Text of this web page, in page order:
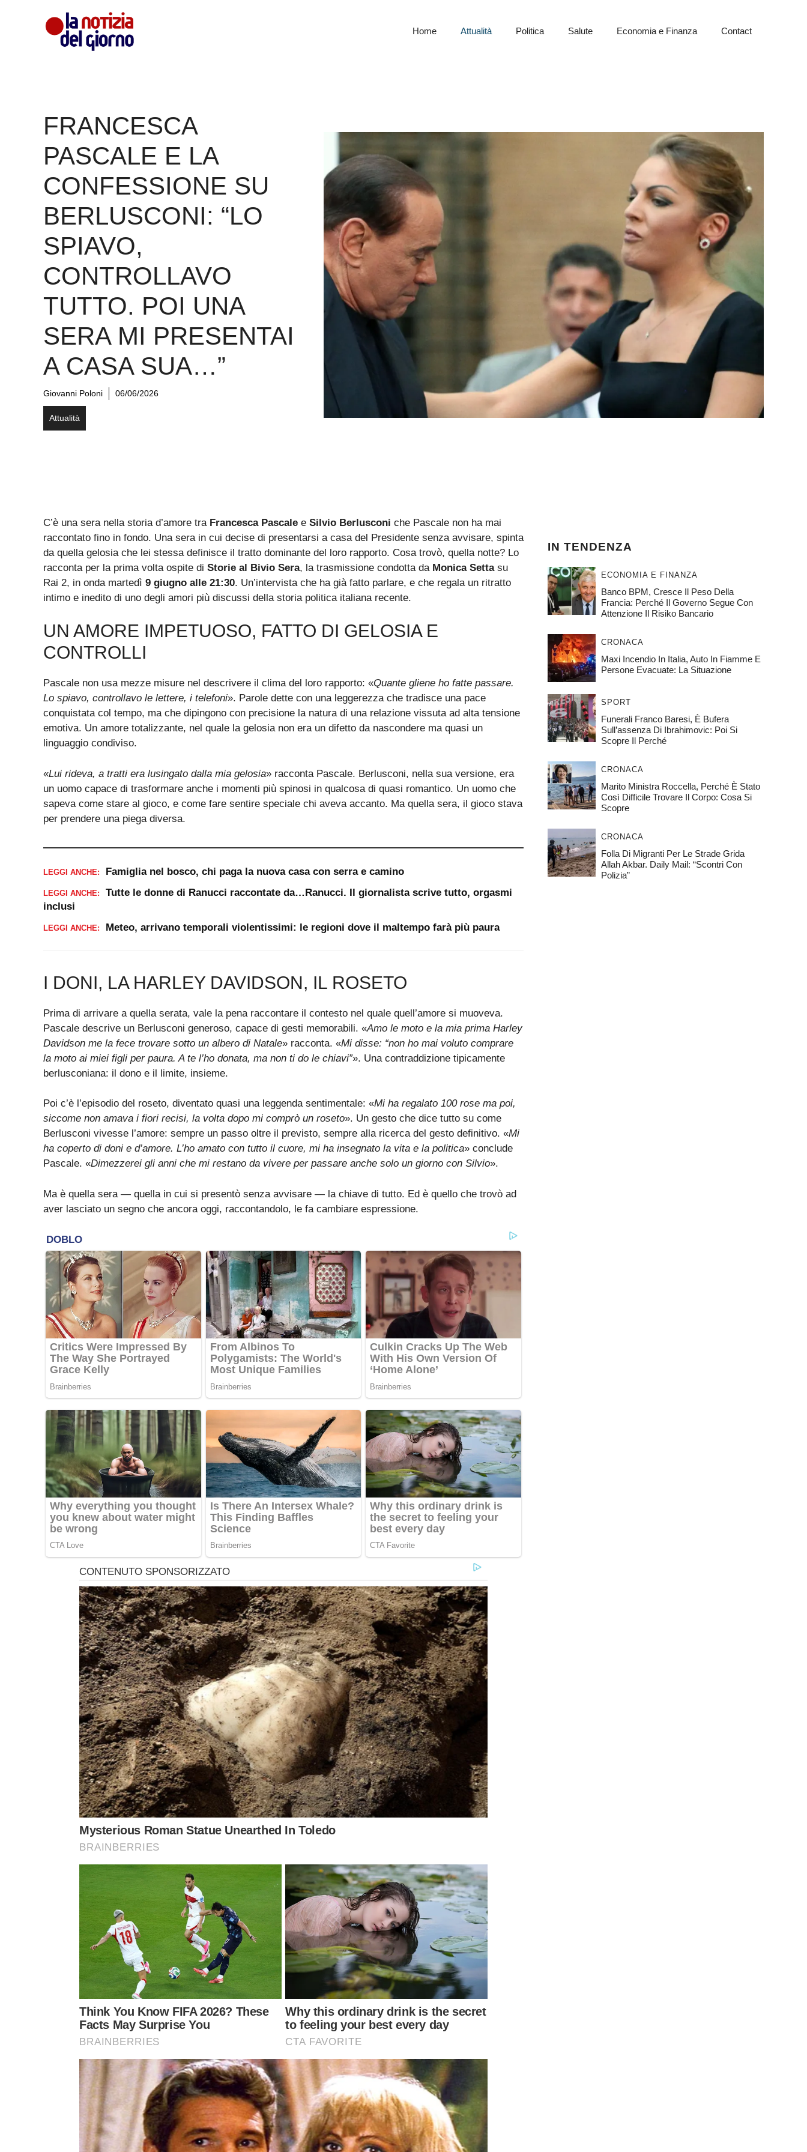
Home Attualità Politica Salute Economia e Finanza Contact
FRANCESCA
PASCALE E LA
CONFESSIONE SU
BERLUSCONI: “LO
SPIAVO,
CONTROLLAVO
TUTTO. POI UNA
SERA MI PRESENTAI
A CASA SUA…”
Giovanni Poloni 06/06/2026
Attualità
C’è una sera nella storia d’amore tra Francesca Pascale e Silvio Berlusconi che Pascale non ha mai
raccontato fino in fondo. Una sera in cui decise di presentarsi a casa del Presidente senza avvisare, spinta
da quella gelosia che lei stessa definisce il tratto dominante del loro rapporto. Cosa trovò, quella notte? Lo
racconta per la prima volta ospite di Storie al Bivio Sera, la trasmissione condotta da Monica Settasu
Rai 2, in onda martedì 9 giugno alle 21:30. Un’intervista che ha già fatto parlare, e che regala un ritratto
intimo e inedito di uno degli amori più discussi della storia politica italiana recente.
UN AMORE IMPETUOSO, FATTO DI GELOSIA E
CONTROLLI
Pascale non usa mezze misure nel descrivere il clima del loro rapporto: «Quante gliene ho fatte passare.
Lo spiavo, controllavo le lettere, i telefoni». Parole dette con una leggerezza che tradisce una pace
conquistata col tempo, ma che dipingono con precisione la natura di una relazione vissuta ad alta tensione
emotiva. Un amore totalizzante, nel quale la gelosia non era un difetto da nascondere ma quasi un
linguaggio condiviso.
«Lui rideva, a tratti era lusingato dalla mia gelosia» racconta Pascale. Berlusconi, nella sua versione, era
un uomo capace di trasformare anche i momenti più spinosi in qualcosa di quasi romantico. Un uomo che
sapeva come stare al gioco, e come fare sentire speciale chi aveva accanto. Ma quella sera, il gioco stava
per prendere una piega diversa.
LEGGI ANCHE: Famiglia nel bosco, chi paga la nuova casa con serra e camino
LEGGI ANCHE:
Tutte le donne di Ranucci raccontate da…Ranucci. Il giornalista scrive tutto, orgasmi
inclusi
LEGGI ANCHE: Meteo, arrivano temporali violentissimi: le regioni dove il maltempo farà più paura
I DONI, LA HARLEY DAVIDSON, IL ROSETO
Prima di arrivare a quella serata, vale la pena raccontare il contesto nel quale quell’amore si muoveva.
Pascale descrive un Berlusconi generoso, capace di gesti memorabili. «Amo le moto e la mia prima Harley
Davidson me la fece trovare sotto un albero di Natale» racconta. «Mi disse: “non ho mai voluto comprare
la moto ai miei figli per paura. A te l’ho donata, ma non ti do le chiavi”». Una contraddizione tipicamente
berlusconiana: il dono e il limite, insieme.
Poi c’è l’episodio del roseto, diventato quasi una leggenda sentimentale: «Mi ha regalato 100 rose ma poi,
siccome non amava i fiori recisi, la volta dopo mi comprò un roseto». Un gesto che dice tutto su come
Berlusconi vivesse l’amore: sempre un passo oltre il previsto, sempre alla ricerca del gesto definitivo. «Mi
ha coperto di doni e d’amore. L’ho amato con tutto il cuore, mi ha insegnato la vita e la politica» conclude
Pascale. «Dimezzerei gli anni che mi restano da vivere per passare anche solo un giorno con Silvio».
Ma è quella sera — quella in cui si presentò senza avvisare — la chiave di tutto. Ed è quello che trovò ad
aver lasciato un segno che ancora oggi, raccontandolo, le fa cambiare espressione.
IN TENDENZA
ECONOMIA E FINANZA
Banco BPM, Cresce Il Peso Della
Francia: Perché Il Governo Segue Con
Attenzione Il Risiko Bancario
CRONACA
Maxi Incendio In Italia, Auto In Fiamme E
Persone Evacuate: La Situazione
SPORT
Funerali Franco Baresi, È Bufera
Sull’assenza Di Ibrahimovic: Poi Si
Scopre Il Perché
CRONACA
Marito Ministra Roccella, Perché È Stato
Così Difficile Trovare Il Corpo: Cosa Si
Scopre
CRONACA
Folla Di Migranti Per Le Strade Grida
Allah Akbar. Daily Mail: “Scontri Con
Polizia”